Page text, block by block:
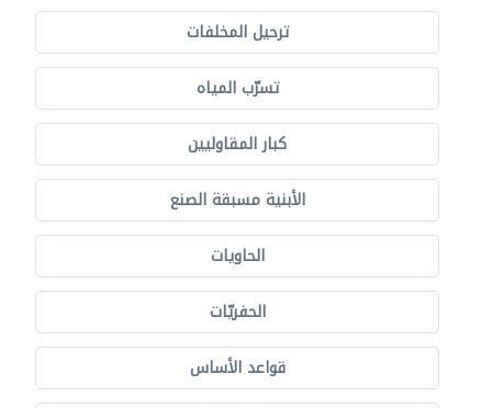
ترحيل المخلفات
تسرّب المياه
كبار المقاوليين
الأبنية مسبقة الصنع
الحاويات
الحفريّات
قواعد الأساس